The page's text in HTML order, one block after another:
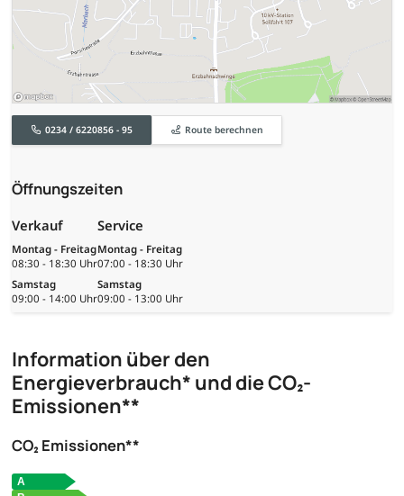
0234 / 6220856 - 95 Route berechnen
Öffnungszeiten
Verkauf
Montag - Freitag
08:30 - 18:30 Uhr
Samstag
09:00 - 14:00 Uhr
Service
Montag - Freitag
07:00 - 18:30 Uhr
Samstag
09:00 - 13:00 Uhr
Information über den
Energieverbrauch* und die CO₂-
Emissionen**
CO₂ Emissionen**